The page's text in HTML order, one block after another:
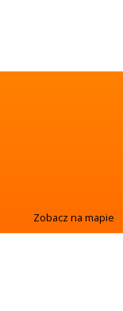
Zobacz na mapie